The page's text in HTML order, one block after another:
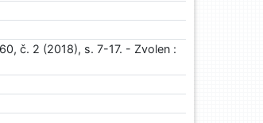
č. 2 (2018), s. 7-17. - Zvolen :